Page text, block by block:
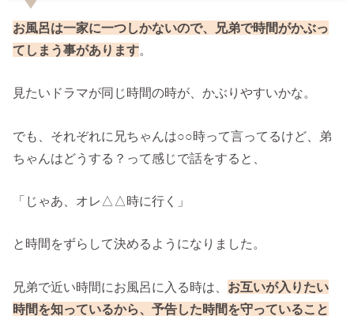
お風呂は一家に一つしかないので、兄弟で時間がかぶっ
てしまう事があります。
見たいドラマが同じ時間の時が、かぶりやすいかな。
でも、それぞれに兄ちゃんは○○時って言ってるけど、弟
ちゃんはどうする？って感じで話をすると、
「じゃあ、オレ△△時に行く」
と時間をずらして決めるようになりました。
兄弟で近い時間にお風呂に入る時は、 お互いが入りたい
時間を知っているから、予告した時間を守っていること